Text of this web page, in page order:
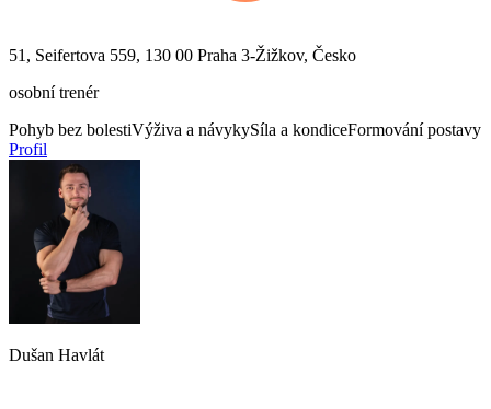
51, Seifertova 559, 130 00 Praha 3-Žižkov, Česko
osobní trenér
Pohyb bez bolestiVýživa a návykySíla a kondiceFormování postavy
Profil
Dušan Havlát